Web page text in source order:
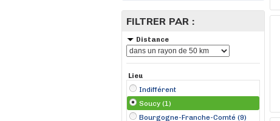
FILTRER PAR :
Distance
Lieu
Indifférent
Soucy (1)
Bourgogne-Franche-Comté (9)